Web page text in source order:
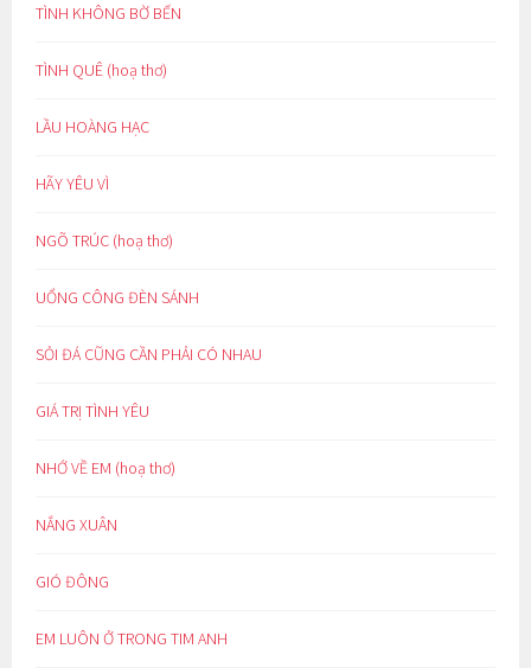
TÌNH KHÔNG BỜ BẾN
TÌNH QUÊ (hoạ thơ)
LẦU HOÀNG HẠC
HÃY YÊU VÌ
NGÕ TRÚC (hoạ thơ)
UỔNG CÔNG ĐÈN SÁNH
SỎI ĐÁ CŨNG CẦN PHẢI CÓ NHAU
GIÁ TRỊ TÌNH YÊU
NHỚ VỀ EM (hoạ thơ)
NẮNG XUÂN
GIÓ ĐÔNG
EM LUÔN Ở TRONG TIM ANH